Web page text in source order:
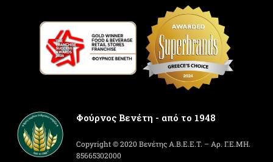
Φούρνος Βενέτη - από το 1948
Copyright © 2020 Βενέτης Α.Β.Ε.Ε.Τ. – Αρ. Γ.Ε.ΜΗ.
85665302000